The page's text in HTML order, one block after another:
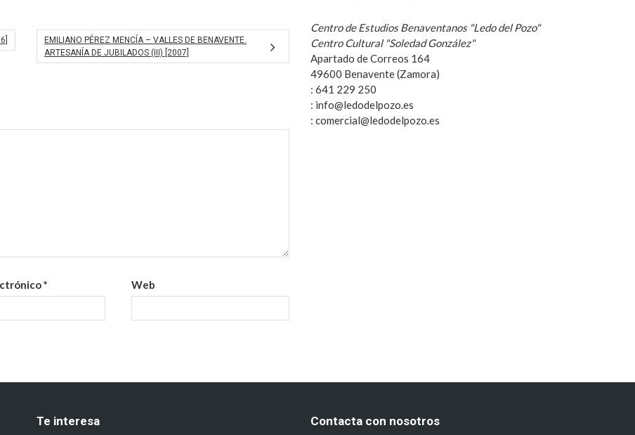
EMILIANO PÉREZ MENCÍA – VALLES DE BENAVENTE.
ARTESANÍA DE JUBILADOS (III) [2007]
* Web
Centro de Estudios Benaventanos "Ledo del Pozo"
Centro Cultural "Soledad González"
Apartado de Correos 164
49600 Benavente (Zamora)
: 641 229 250
: info@ledodelpozo.es
: comercial@ledodelpozo.es
Te interesa Contacta con nosotros